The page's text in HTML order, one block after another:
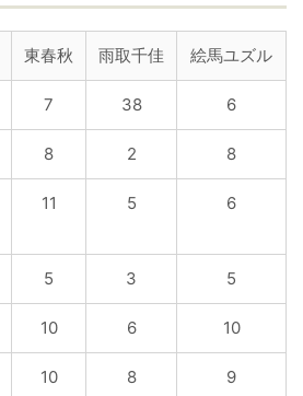
東春秋 雨取千佳 絵馬ユズル
7 38 6
8 2 8
11 5 6
5 3 5
10 6 10
10 8 9